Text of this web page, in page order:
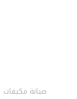
صيانة مكيفات